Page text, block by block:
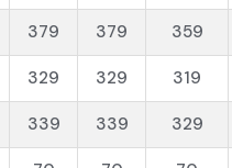
379 379 359
329 329 319
339 339 329